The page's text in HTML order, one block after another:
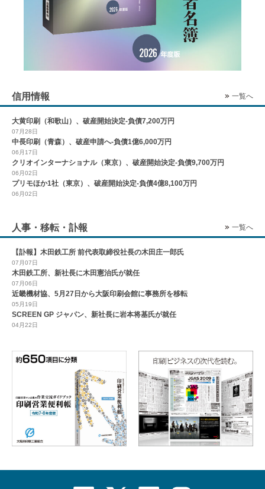
信用情報 一覧へ
大黄印刷（和歌山）、破産開始決定-負債7,200万円
07月28日
中長印刷（青森）、破産申請へ-負債1億6,000万円
06月17日
クリオインターナショナル（東京）、破産開始決定-負債9,700万円
06月02日
プリモほか1社（東京）、破産開始決定-負債4億8,100万円
06月02日
人事・移転・訃報 一覧へ
【訃報】木田鉄工所 前代表取締役社長の木田庄一郎氏
07月07日
木田鉄工所、新社長に木田憲治氏が就任
07月06日
近畿機材協、5月27日から大阪印刷会館に事務所を移転
05月19日
SCREEN GP ジャパン、新社長に岩本将基氏が就任
04月22日